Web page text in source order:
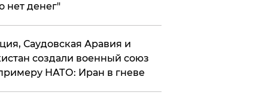
нет денег"
Саудовская Аравия и
создали военный союз
НАТО: Иран в гневе